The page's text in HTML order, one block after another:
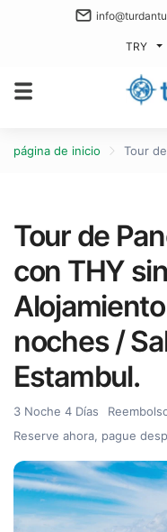
TRY
página de inicio Tour
Tour de
con THY
noches /
Estambul.
3 Noche 4 Días
Reserve ahora, pague